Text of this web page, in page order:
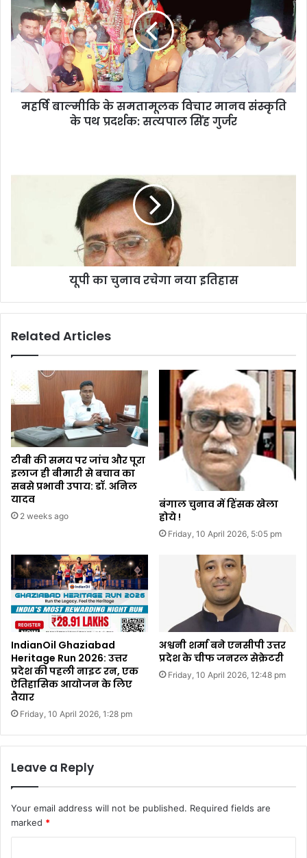
महर्षि बाल्मीकि के समतामूलक विचार मानव संस्कृति
के पथ प्रदर्शक: सत्यपाल सिंह गुर्जर
यूपी का चुनाव रचेगा नया इतिहास
Related Articles
टीबी की समय पर जांच और पूरा
इलाज ही बीमारी से बचाव का
सबसे प्रभावी उपाय: डॉ. अनिल
यादव
2 weeks ago
बंगाल चुनाव में हिंसक खेला
होये !
Friday, 10 April 2026, 5:05 pm
IndianOil Ghaziabad
Heritage Run 2026: उत्तर
प्रदेश की पहली नाइट रन, एक
ऐतिहासिक आयोजन के लिए
तैयार
Friday, 10 April 2026, 1:28 pm
अश्वनी शर्मा बने एनसीपी उत्तर
प्रदेश के चीफ जनरल सेक्रेटरी
Friday, 10 April 2026, 12:48 pm
Leave a Reply
Your email address will not be published. Required fields are
marked *